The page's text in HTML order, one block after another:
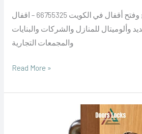
فني تركيب وتصليح وفتح أقفال في الكويت 66755325 – اقفال
وألوميتال للمنازل والشركات والبنايات
والمجمعات التجارية
Read More »